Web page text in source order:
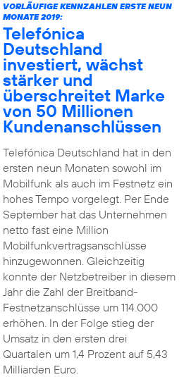
VORLÄUFIGE KENNZAHLEN ERSTE NEUN
MONATE 2019:
Telefónica
Deutschland
investiert, wächst
stärker und
überschreitet Marke
von 50 Millionen
Kundenanschlüssen
Telefónica Deutschland hat in den
ersten neun Monaten sowohl im
Mobilfunk als auch im Festnetz ein
hohes Tempo vorgelegt. Per Ende
September hat das Unternehmen
netto fast eine Million
Mobilfunkvertragsanschlüsse
hinzugewonnen. Gleichzeitig
konnte der Netzbetreiber in diesem
Jahr die Zahl der Breitband-
Festnetzanschlüsse um 114.000
erhöhen. In der Folge stieg der
Umsatz in den ersten drei
Quartalen um 1,4 Prozent auf 5,43
Milliarden Euro.